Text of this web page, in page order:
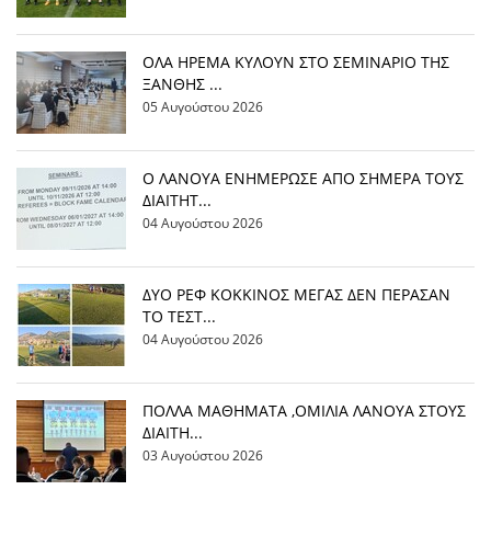
OΛΑ ΗΡΕΜΑ ΚΥΛΟΥΝ ΣΤΟ ΣΕΜΙΝΑΡΙΟ ΤΗΣ
ΞΑΝΘΗΣ ...
05 Αυγούστου 2026
Ο ΛΑΝΟΥΑ ΕΝΗΜΕΡΩΣΕ ΑΠΟ ΣΗΜΕΡΑ ΤΟΥΣ
ΔΙΑΙΤΗΤ...
04 Αυγούστου 2026
ΔΥΟ ΡΕΦ ΚΟΚΚΙΝΟΣ ΜΕΓΑΣ ΔΕΝ ΠΕΡΑΣΑΝ
ΤΟ ΤΕΣΤ...
04 Αυγούστου 2026
ΠΟΛΛΑ ΜΑΘΗΜΑΤΑ ,ΟΜΙΛΙΑ ΛΑΝΟΥΑ ΣΤΟΥΣ
ΔΙΑΙΤΗ...
03 Αυγούστου 2026